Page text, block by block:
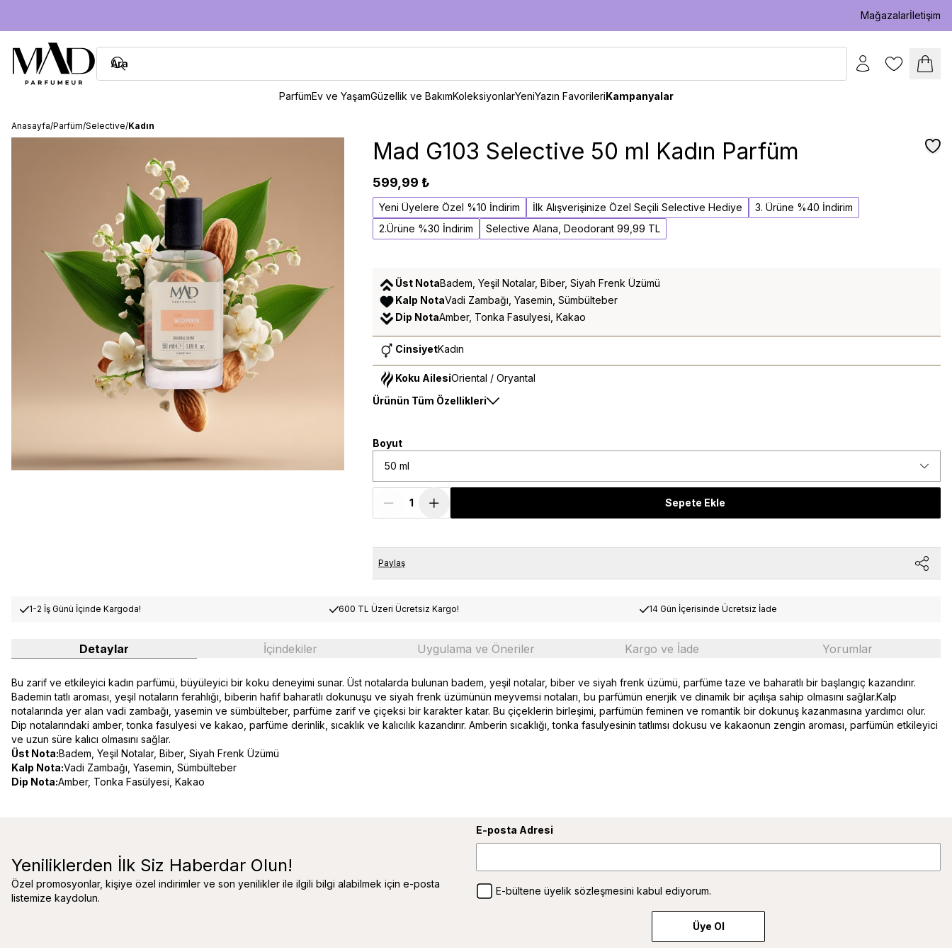
Mağazalarİletişim
ParfümEv ve YaşamGüzellik ve BakımKoleksiyonlarYeniYazın FavorileriKampanyalar
Anasayfa/Parfüm/Selective/Kadın
Mad G103 Selective 50 ml Kadın Parfüm
599,99 ₺
Boyut
50 ml
Yeni Üyelere Özel %10 İndirim İlk Alışverişinize Özel Seçili Selective Hediye
3. Ürüne %40 İndirim
2.Ürüne %30 İndirim
Selective Alana, Deodorant 99,99 TL
Üst NotaBadem, Yeşil Notalar, Biber, Siyah Frenk Üzümü
Kalp NotaVadi Zambağı, Yasemin, Sümbülteber
Dip NotaAmber, Tonka Fasulyesi, Kakao
CinsiyetKadın
Koku AilesiOriental / Oryantal
Ürünün Tüm Özellikleri
Sepete Ekle
Paylaş
1-2 İş Günü İçinde Kargoda! 600 TL Üzeri Ücretsiz Kargo! 14 Gün İçerisinde Ücretsiz İade
Detaylar İçindekiler Uygulama ve Öneriler Kargo ve İade Yorumlar
Bu zarif ve etkileyici kadın parfümü, büyüleyici bir koku deneyimi sunar. Üst notalarda bulunan badem, yeşil notalar, biber ve siyah frenk üzümü, parfüme taze ve baharatlı bir başlangıç kazandırır.
Bademin tatlı aroması, yeşil notaların ferahlığı, biberin hafif baharatlı dokunuşu ve siyah frenk üzümünün meyvemsi notaları, bu parfümün enerjik ve dinamik bir açılışa sahip olmasını sağlar.Kalp
notalarında yer alan vadi zambağı, yasemin ve sümbülteber, parfüme zarif ve çiçeksi bir karakter katar. Bu çiçeklerin birleşimi, parfümün feminen ve romantik bir dokunuş kazanmasına yardımcı olur.
Dip notalarındaki amber, tonka fasulyesi ve kakao, parfüme derinlik, sıcaklık ve kalıcılık kazandırır. Amberin sıcaklığı, tonka fasulyesinin tatlımsı dokusu ve kakaonun zengin aroması, parfümün etkileyici
ve uzun süre kalıcı olmasını sağlar.
Üst Nota:Badem, Yeşil Notalar, Biber, Siyah Frenk Üzümü
Kalp Nota:Vadi Zambağı, Yasemin, Sümbülteber
Dip Nota:Amber, Tonka Fasülyesi, Kakao
Yeniliklerden İlk Siz Haberdar Olun!
Özel promosyonlar, kişiye özel indirimler ve son yenilikler ile ilgili bilgi alabilmek için e-posta
listemize kaydolun.
E-posta Adresi
E-bültene üyelik sözleşmesini kabul ediyorum.
Üye Ol